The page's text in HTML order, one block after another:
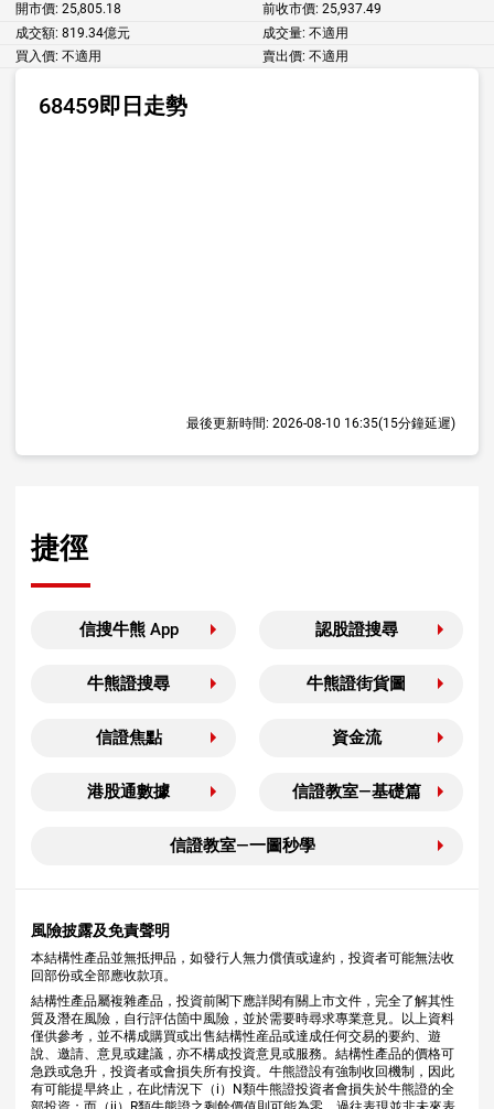
開市價: 25,805.18 前收市價: 25,937.49
成交額: 819.34億元 成交量: 不適用
買入價: 不適用 賣出價: 不適用
68459即日走勢
最後更新時間: 2026-08-10 16:35(15分鐘延遲)
捷徑
信搜牛熊 App 認股證搜尋
牛熊證搜尋 牛熊證街貨圖
信證焦點 資金流
港股通數據 信證教室—基礎篇
信證教室—一圖秒學
風險披露及免責聲明
本結構性產品並無抵押品，如發行人無力償債或違約，投資者可能無法收
回部份或全部應收款項。
結構性產品屬複雜產品，投資前閣下應詳閱有關上市文件，完全了解其性
質及潛在風險，自行評估箇中風險，並於需要時尋求專業意見。以上資料
僅供參考，並不構成購買或出售結構性産品或達成任何交易的要約、遊
說、邀請、意見或建議，亦不構成投資意見或服務。結構性產品的價格可
急跌或急升，投資者或會損失所有投資。牛熊證設有強制收回機制，因此
有可能提早終止，在此情況下（i）N類牛熊證投資者會損失於牛熊證的全